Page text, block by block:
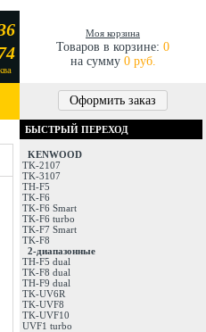
Моя корзина
Товаров в корзине: 0
на сумму 0 руб.
Оформить заказ
БЫСТРЫЙ ПЕРЕХОД
KENWOOD
TK-2107
TK-3107
TH-F5
TK-F6
TK-F6 Smart
TK-F6 turbo
TK-F7 Smart
TK-F8
2-диапазонные
TH-F5 dual
TK-F8 dual
TH-F9 dual
TK-UV6R
TK-UVF8
TK-UVF10
UVF1 turbo